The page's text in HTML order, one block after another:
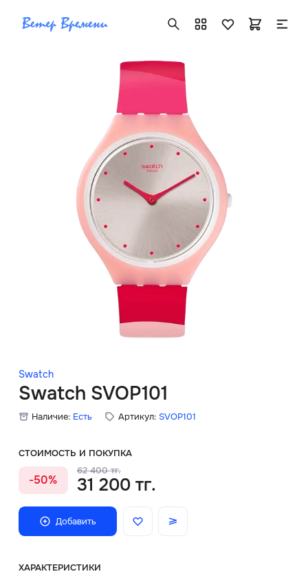
Swatch
Swatch SVOP101
Наличие: Есть Артикул: SVOP101
СТОИМОСТЬ И ПОКУПКА
-50%
62 400 тг.
31 200 тг.
Добавить
ХАРАКТЕРИСТИКИ
+7 ( 705 ) 181-42-50
info@vetervremeni.kz
Авторизация
Каталог
Мужские часы
Женские часы
Скидки
Главная
О нас
Доставка и оплата
Блог